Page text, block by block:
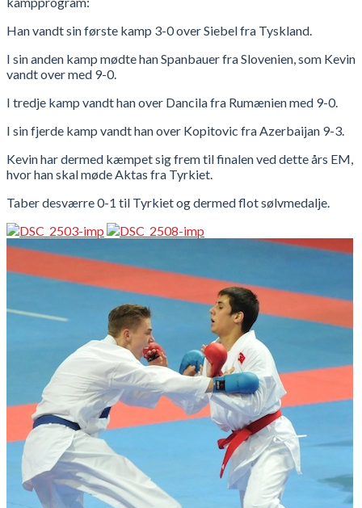
Han vandt sin første kamp 3-0 over Siebel fra Tyskland.
I sin anden kamp mødte han Spanbauer fra Slovenien, som Kevin
vandt over med 9-0.
I tredje kamp vandt han over Dancila fra Rumænien med 9-0.
I sin fjerde kamp vandt han over Kopitovic fra Azerbaijan 9-3.
Kevin har dermed kæmpet sig frem til finalen ved dette års EM,
hvor han skal møde Aktas fra Tyrkiet.
Taber desværre 0-1 til Tyrkiet og dermed flot sølvmedalje.